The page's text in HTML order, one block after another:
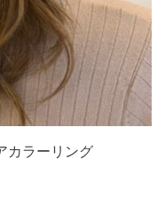
カラーリング